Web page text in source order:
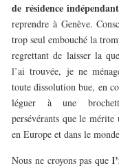
de résidence
reprendre à Genève.
trop seul embouché la
regrettant de laisser la
l’ai trouvée, je ne
toute dissolution bue, en
léguer à une
persévérants que le
en Europe et dans le
Nous ne croyons pas que